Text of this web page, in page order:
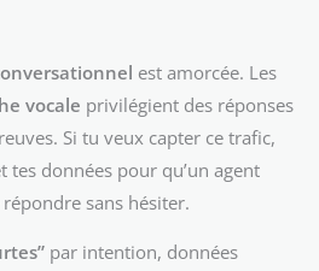
est amorcée. Les
vocale privilégient des réponses
Si tu veux capter ce trafic,
tes données pour qu’un agent
répondre sans hésiter.
par intention, données